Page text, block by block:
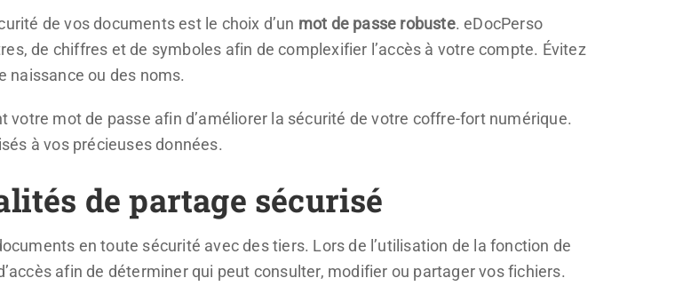
de vos documents est le choix d’un mot de passe robuste. eDocPerso
de chiffres et de symboles afin de complexifier l’accès à votre compte. Évitez
naissance ou des noms.
votre mot de passe afin d’améliorer la sécurité de votre coffre-fort numérique.
à vos précieuses données.
de partage sécurisé
en toute sécurité avec des tiers. Lors de l’utilisation de la fonction de
afin de déterminer qui peut consulter, modifier ou partager vos fichiers.